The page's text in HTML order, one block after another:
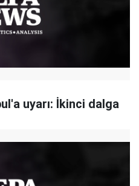
uyarı: İkinci dalga